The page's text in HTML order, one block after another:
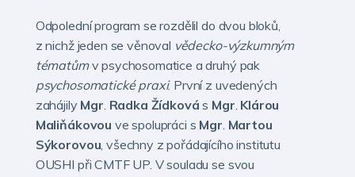
Odpolední program se rozdělil do dvou bloků,
z nichž jeden se věnoval vědecko-výzkumným
tématůmv psychosomatice a druhý pak
psychosomatické praxi. První z uvedených
zahájily Mgr. Radka Žídková s Mgr. Klárou
Maliňákovou ve spolupráci s Mgr. Martou
Sýkorovou, všechny z pořádajícího institutu
OUSHI při CMTF UP. V souladu se svou